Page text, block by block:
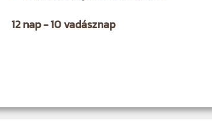
12 nap - 10 vadásznap